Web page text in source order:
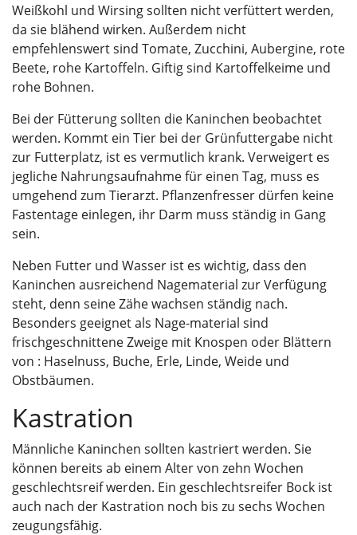
Weißkohl und Wirsing sollten nicht verfüttert werden,
da sie blähend wirken. Außerdem nicht
empfehlenswert sind Tomate, Zucchini, Aubergine, rote
Beete, rohe Kartoffeln. Giftig sind Kartoffelkeime und
rohe Bohnen.
Bei der Fütterung sollten die Kaninchen beobachtet
werden. Kommt ein Tier bei der Grünfuttergabe nicht
zur Futterplatz, ist es vermutlich krank. Verweigert es
jegliche Nahrungsaufnahme für einen Tag, muss es
umgehend zum Tierarzt. Pflanzenfresser dürfen keine
Fastentage einlegen, ihr Darm muss ständig in Gang
sein.
Neben Futter und Wasser ist es wichtig, dass den
Kaninchen ausreichend Nagematerial zur Verfügung
steht, denn seine Zähe wachsen ständig nach.
Besonders geeignet als Nage-material sind
frischgeschnittene Zweige mit Knospen oder Blättern
von : Haselnuss, Buche, Erle, Linde, Weide und
Obstbäumen.
Kastration
Männliche Kaninchen sollten kastriert werden. Sie
können bereits ab einem Alter von zehn Wochen
geschlechtsreif werden. Ein geschlechtsreifer Bock ist
auch nach der Kastration noch bis zu sechs Wochen
zeugungsfähig.